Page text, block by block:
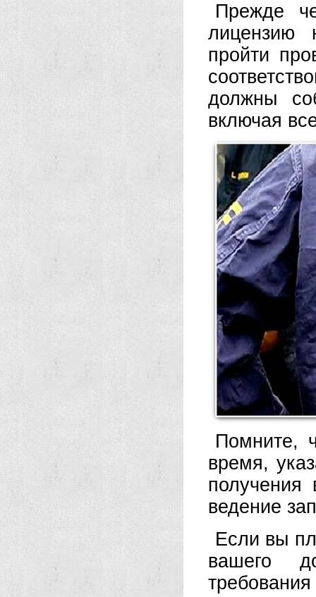
Прежде
лицензию
пройти
должны
включая
Помните,
время,
ведение
Если вы
вашего